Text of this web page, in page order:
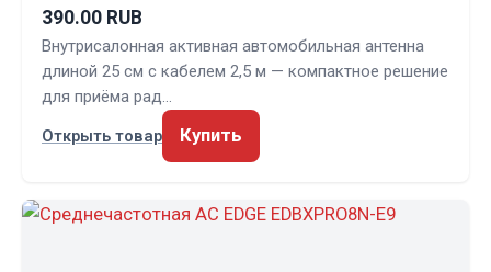
390.00 RUB
Внутрисалонная активная автомобильная антенна
длиной 25 см с кабелем 2,5 м — компактное решение
для приёма рад…
Открыть товар
Купить